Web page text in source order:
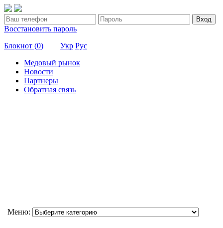
Вход
Восстановить пароль
Блокнот (0) Укр Рус
Медовый рынок
Новости
Партнеры
Обратная связь
Меню: